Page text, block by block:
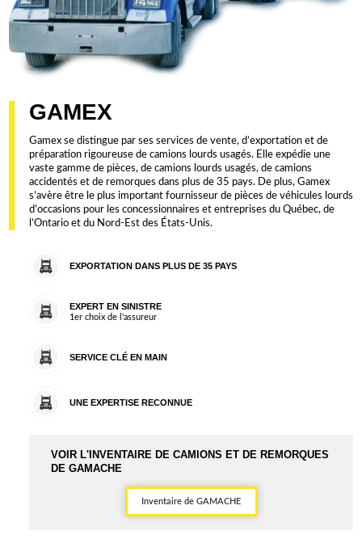
GAMEX
Gamex se distingue par ses services de vente, d’exportation et de
préparation rigoureuse de camions lourds usagés. Elle expédie une
vaste gamme de pièces, de camions lourds usagés, de camions
accidentés et de remorques dans plus de 35 pays. De plus, Gamex
s’avère être le plus important fournisseur de pièces de véhicules lourds
d’occasions pour les concessionnaires et entreprises du Québec, de
l’Ontario et du Nord-Est des États-Unis.
EXPORTATION DANS PLUS DE 35 PAYS
EXPERT EN SINISTRE
1er choix de l'assureur
SERVICE CLÉ EN MAIN
UNE EXPERTISE RECONNUE
VOIR L'INVENTAIRE DE CAMIONS ET DE REMORQUES
DE GAMACHE
Inventaire de GAMACHE